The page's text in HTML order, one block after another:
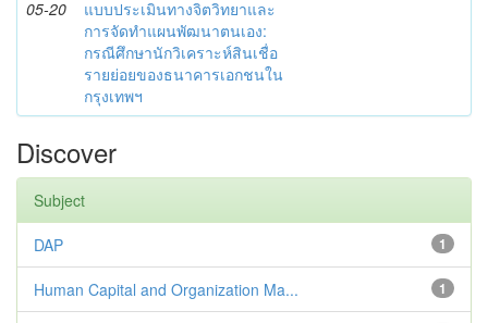
05-20
แบบประเมินทางจิตวิทยาและ
การจัดทำแผนพัฒนาตนเอง:
กรณีศึกษานักวิเคราะห์สินเชื่อ
รายย่อยของธนาคารเอกชนใน
กรุงเทพฯ
Discover
Subject
1
DAP
1
Human Capital and Organization Ma...